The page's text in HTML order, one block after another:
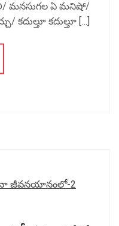
మనసుగల ఏ మనిషో/
కదుల్తూ కదుల్తూ […]
జీవనయానంలో-2